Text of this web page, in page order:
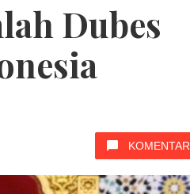
Dubes
KOMENTAR